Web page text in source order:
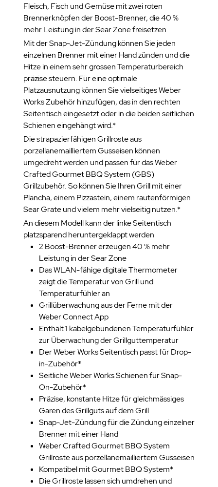
Fleisch, Fisch und Gemüse mit zwei roten
Brennerknöpfen der Boost-Brenner, die 40 %
mehr Leistung in der Sear Zone freisetzen.
Mit der Snap-Jet-Zündung können Sie jeden
einzelnen Brenner mit einer Hand zünden und die
Hitze in einem sehr grossen Temperaturbereich
präzise steuern. Für eine optimale
Platzausnutzung können Sie vielseitiges Weber
Works Zubehör hinzufügen, das in den rechten
Seitentisch eingesetzt oder in die beiden seitlichen
Schienen eingehängt wird.*
Die strapazierfähigen Grillroste aus
porzellanemailliertem Gusseisen können
umgedreht werden und passen für das Weber
Crafted Gourmet BBQ System (GBS)
Grillzubehör. So können Sie Ihren Grill mit einer
Plancha, einem Pizzastein, einem rautenförmigen
Sear Grate und vielem mehr vielseitig nutzen.*
An diesem Modell kann der linke Seitentisch
platzsparend heruntergeklappt werden
2 Boost-Brenner erzeugen 40 % mehr
Leistung in der Sear Zone
Das WLAN-fähige digitale Thermometer
zeigt die Temperatur von Grill und
Temperaturfühler an
Grillüberwachung aus der Ferne mit der
Weber Connect App
Enthält 1 kabelgebundenen Temperaturfühler
zur Überwachung der Grillguttemperatur
Der Weber Works Seitentisch passt für Drop-
in-Zubehör*
Seitliche Weber Works Schienen für Snap-
On-Zubehör*
Präzise, konstante Hitze für gleichmässiges
Garen des Grillguts auf dem Grill
Snap-Jet-Zündung für die Zündung einzelner
Brenner mit einer Hand
Weber Crafted Gourmet BBQ System
Grillroste aus porzellanemailliertem Gusseisen
Kompatibel mit Gourmet BBQ System*
Die Grillroste lassen sich umdrehen und